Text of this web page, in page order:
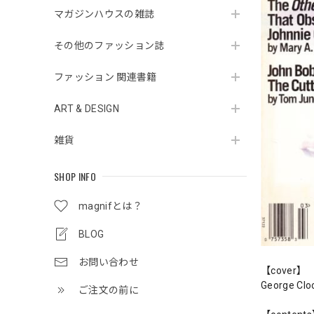
マガジンハウスの雑誌
その他のファッション誌
ファッション 関連書籍
ART & DESIGN
雑貨
SHOP INFO
magnifとは？
BLOG
お問い合わせ
ご注文の前に
【cover】
George